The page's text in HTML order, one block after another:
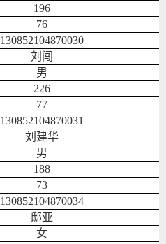
196
76
130852104870030
刘闯
男
226
77
130852104870031
刘建华
男
188
73
130852104870034
邸亚
女